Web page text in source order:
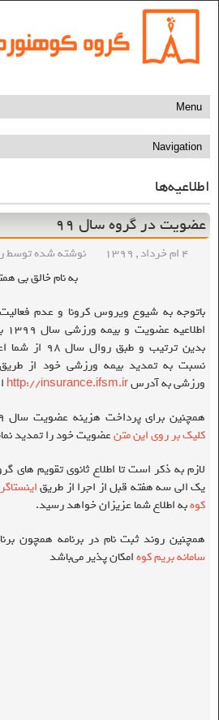
اطلاعیه‌ها
عضویت در گروه سال ۹۹
۴ ام خرداد , ۱۳۹۹ نوشته شده توسط
به نام خالق بی
باتوجه به شیوع ویروس کرونا و عدم فعالیت
بدین ترتیب و
نسبت به تمدید بیمه ورزشی خود از
ورزشی به آدرسhttp://insurance.ifsm.ir
همچنین برای پرداخت هزینه عضویت سال ۹۹ به مبلغ ۹۹.۰۰۰ تومان با
کلیک بر روی این متنعضویت خود را تمدید
لازم به ذکر است تا اطلاع ثانوی تقویم های
یک الی سه هفته قبل از اجرا از طریق
کوهبه اطلاع شما عزیزان خواهد رسید.
همچنین روند ثبت نام در برنامه همچون
سامانه بریم کوهامکان پذیر می‌باشد